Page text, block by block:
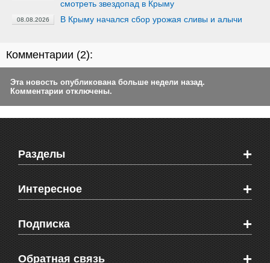
смотреть звездопад в Крыму
08.08.2026 В Крыму начался сбор урожая сливы и алычи
Комментарии (2):
Эта новость опубликована больше недели назад.
Комментарии отключены.
Разделы +
Новости Феодосии
Новости Крыма
Мировые новости
Объявления
Здоровье
СМС мнения читателей
Интересное +
Видео о Феодосии
Веб-камеры Феодосии
Блоги феодосийцев
Школы Феодосии
Подписка +
Печатная версия газеты "Кафа"
Обратная связь +